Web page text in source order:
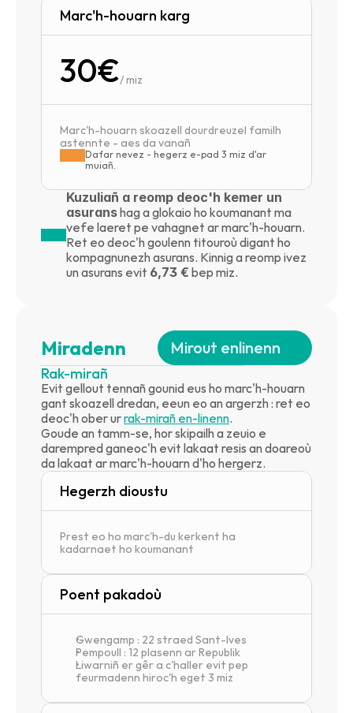
Marc'h-houarn karg
30€/ miz
Marc'h-houarn skoazell dourdreuzel familh
astennte - aes da vanañ
Dafar nevez - hegerz e-pad 3 miz d'ar
muiañ.
Kuzuliañ a reomp deoc'h kemer un
asurans hag a glokaio ho koumanant ma
vefe laeret pe vahagnet ar marc'h-houarn.
Ret eo deoc'h goulenn titouroù digant ho
kompagnunezh asurans. Kinnig a reomp ivez
un asurans evit 6,73 € bep miz.
Miradenn Mirout enlinenn
Rak-mirañ
Evit gellout tennañ gounid eus ho marc'h-houarn
gant skoazell dredan, eeun eo an argerzh : ret eo
deoc'h ober ur rak-mirañ en-linenn.
Goude an tamm-se, hor skipailh a zeuio e
darempred ganeoc'h evit lakaat resis an doareoù
da lakaat ar marc'h-houarn d'ho hergerz.
Hegerzh dioustu
Prest eo ho marc'h-du kerkent ha
kadarnaet ho koumanant
Poent pakadoù
Gwengamp : 22 straed Sant-Ives
Pempoull : 12 plasenn ar Republik
Liwarniñ er gêr a c'haller evit pep
feurmadenn hiroc'h eget 3 miz